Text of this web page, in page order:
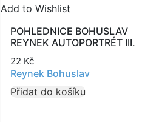
Add to Wishlist
POHLEDNICE BOHUSLAV
REYNEK AUTOPORTRÉT III.
22 Kč
Reynek Bohuslav
Přidat do košíku